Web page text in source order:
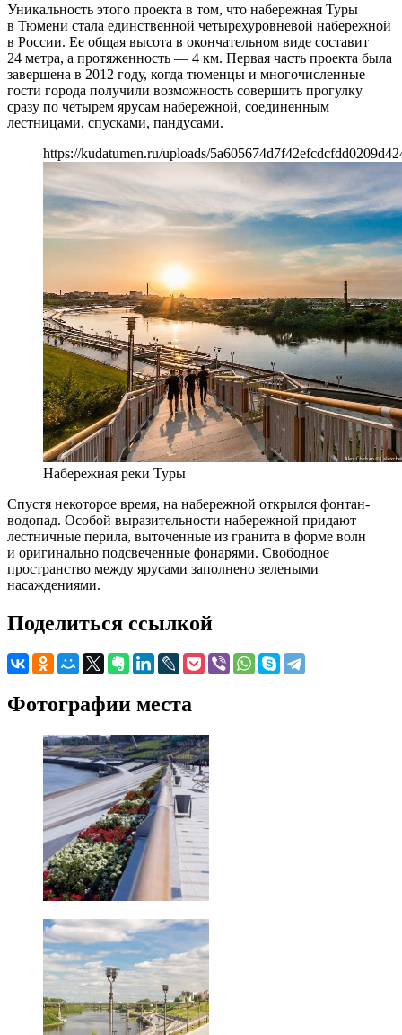
Уникальность этого проекта в том, что набережная Туры
в Тюмени стала единственной четырехуровневой набережной
в России. Ее общая высота в окончательном виде составит
24 метра, а протяженность — 4 км. Первая часть проекта была
завершена в 2012 году, когда тюменцы и многочисленные
гости города получили возможность совершить прогулку
сразу по четырем ярусам набережной, соединенным
лестницами, спусками, пандусами.
https://kudatumen.ru/uploads/
Набережная реки Туры
Спустя некоторое время, на набережной открылся фонтан-
водопад. Особой выразительности набережной придают
лестничные перила, выточенные из гранита в форме волн
и оригинально подсвеченные фонарями. Свободное
пространство между ярусами заполнено зелеными
насаждениями.
Поделиться ссылкой
Фотографии места